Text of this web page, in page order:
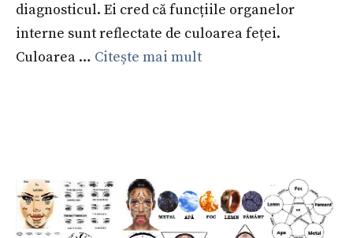
diagnosticul. Ei cred că funcțiile organelor
interne sunt reflectate de culoarea feței.
Culoarea … Citește mai mult